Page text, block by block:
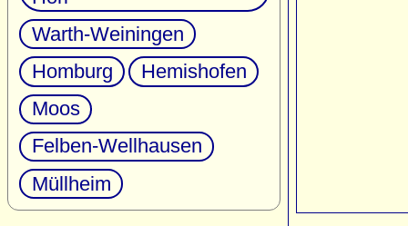
Warth-Weiningen
Homburg
Hemishofen
Moos
Felben-Wellhausen
Müllheim